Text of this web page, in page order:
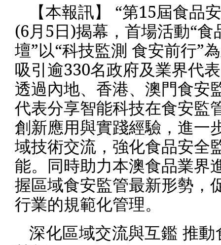
【本報訊】 “第15屆食品
(6月5日)揭幕，首場活動“食
壇”以“科技監測 食安前行”
吸引逾330名政府及業界代
透過內地、香港、澳門食安
代表分享智能科技在食安監
創新應用與實踐經驗，進一
域技術交流，強化食品安全
能。同時助力本澳食品業界
握區域食安監管最新形勢，
行業的規範化管理。
深化區域交流與互鑑 推動